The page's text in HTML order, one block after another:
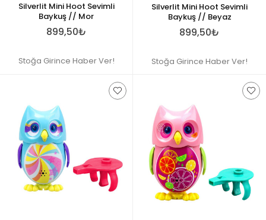
Silverlit Mini Hoot Sevimli
Baykuş // Mor
899,50₺
Stoğa Girince Haber Ver!
Silverlit Mini Hoot Sevimli
Baykuş // Beyaz
899,50₺
Stoğa Girince Haber Ver!